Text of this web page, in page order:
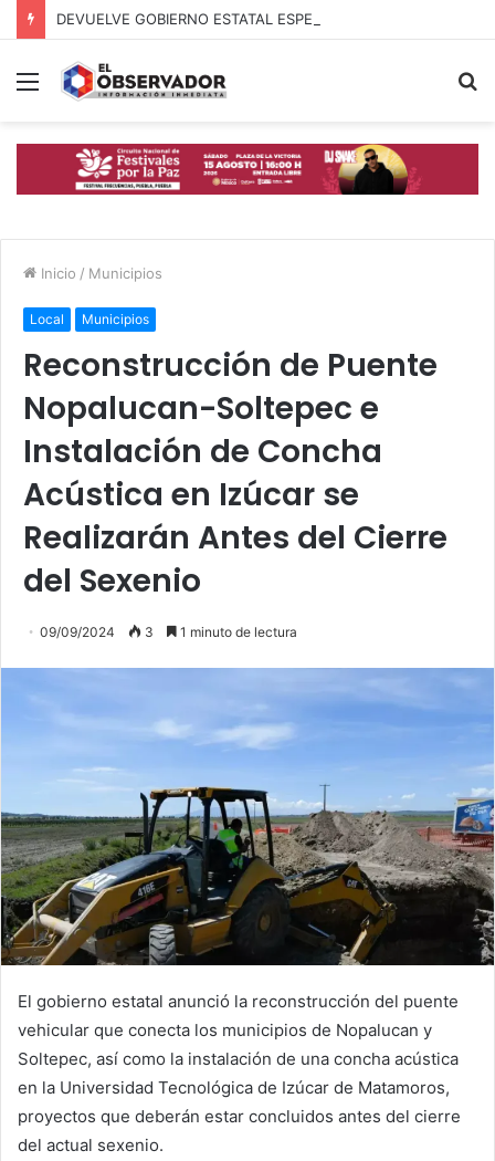
Menú
Inicio / Municipios
Local Municipios
Reconstrucción de Puente
Nopalucan-Soltepec e
Instalación de Concha
Acústica en Izúcar se
Realizarán Antes del Cierre
del Sexenio
09/09/2024 3 1 minuto de lectura
El gobierno estatal anunció la reconstrucción del puente
vehicular que conecta los municipios de Nopalucan y
Soltepec, así como la instalación de una concha acústica
en la Universidad Tecnológica de Izúcar de Matamoros,
proyectos que deberán estar concluidos antes del cierre
del actual sexenio.